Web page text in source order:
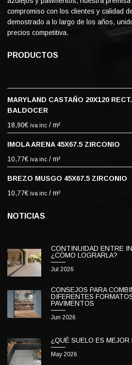
compromiso con los clientes y calidad
demostrado a lo largo de los años,
precios competitiva.
PRODUCTOS
MARYLAND CASTAÑO 20X120
BALDOCER
18,90€ iva inc / m²
IMOLA ARENA 45X67.5 ZIRCONIO
10,77€ iva inc / m²
BREZO MUSGO 45X67.5 ZIRCONIO
10,77€ iva inc / m²
NOTICIAS
CONTINUIDAD ENTRE
¿CÓMO LOGRARLA?
Jul 2026
CONSEJOS PARA
DIFERENTES
PAVIMENTOS
Jun 2026
¿QUÉ SUELO ES MEJOR
May 2026